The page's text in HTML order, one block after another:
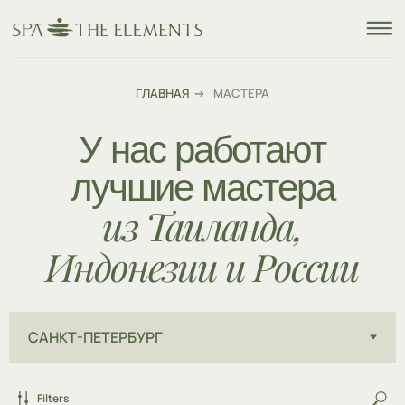
ГЛАВНАЯ → МАСТЕРА
У нас работают
лучшие мастера
из Таиланда,
Индонезии и России
Filters